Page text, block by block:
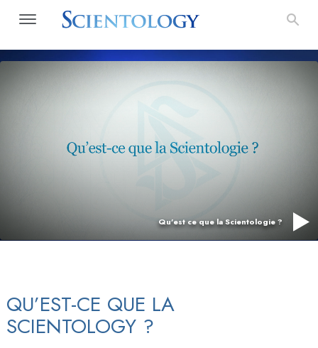
Qu’est ce que la Scientologie ?
QU’EST-CE QUE LA
SCIENTOLOGY ?